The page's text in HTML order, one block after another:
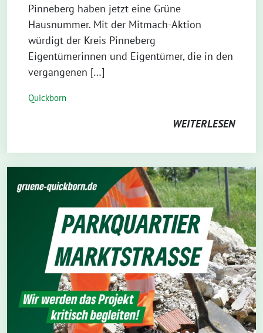
Pinneberg haben jetzt eine Grüne
Hausnummer. Mit der Mitmach-Aktion
würdigt der Kreis Pinneberg
Eigentümerinnen und Eigentümer, die in den
vergangenen […]
Quickborn
WEITERLESEN